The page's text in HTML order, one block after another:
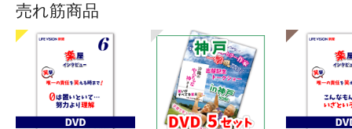
売れ筋商品